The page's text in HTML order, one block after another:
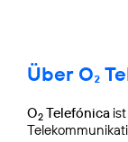
Über O₂
O2 Telefónica